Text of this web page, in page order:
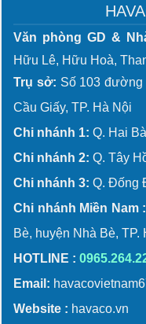
Văn phòng GD &
Hữu Lê, Hữu Hoà,
Trụ sở: Số 103 đường
Cầu Giấy, TP. Hà Nội
Chi nhánh 1: Q. Hai
Chi nhánh 2: Q. Tây
Chi nhánh 3: Q. Đống
Chi nhánh Miền Nam :
Bè, huyện Nhà Bè, TP.
HOTLINE :
Email:
Website : havaco.vn